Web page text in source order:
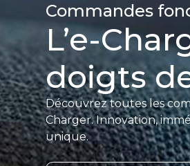
Commandes
L’e-
doigts
Découvrez toutes les
Charger. Innovation,
unique.